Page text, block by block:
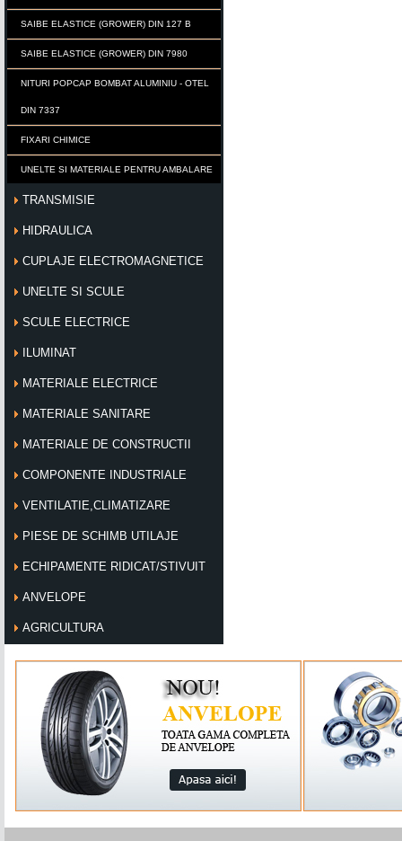
SAIBE ELASTICE (GROWER) DIN 127 B
SAIBE ELASTICE (GROWER) DIN 7980
NITURI POPCAP BOMBAT ALUMINIU - OTEL
DIN 7337
FIXARI CHIMICE
UNELTE SI MATERIALE PENTRU AMBALARE
TRANSMISIE
HIDRAULICA
CUPLAJE ELECTROMAGNETICE
UNELTE SI SCULE
SCULE ELECTRICE
ILUMINAT
MATERIALE ELECTRICE
MATERIALE SANITARE
MATERIALE DE CONSTRUCTII
COMPONENTE INDUSTRIALE
VENTILATIE,CLIMATIZARE
PIESE DE SCHIMB UTILAJE
ECHIPAMENTE RIDICAT/STIVUIT
ANVELOPE
AGRICULTURA